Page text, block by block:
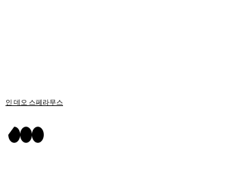
인 데오 스페라무스